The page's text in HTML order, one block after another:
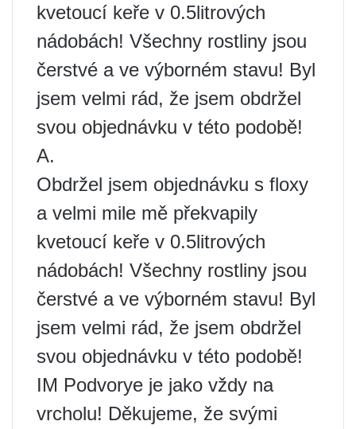
kvetoucí keře v 0.5litrových
nádobách! Všechny rostliny jsou
čerstvé a ve výborném stavu! Byl
jsem velmi rád, že jsem obdržel
svou objednávku v této podobě!
A.
Obdržel jsem objednávku s floxy
a velmi mile mě překvapily
kvetoucí keře v 0.5litrových
nádobách! Všechny rostliny jsou
čerstvé a ve výborném stavu! Byl
jsem velmi rád, že jsem obdržel
svou objednávku v této podobě!
IM Podvorye je jako vždy na
vrcholu! Děkujeme, že svými